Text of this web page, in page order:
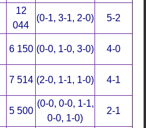
12
044
(0-1, 3-1, 2-0) 5-2
6 150 (0-0, 1-0, 3-0) 4-0
7 514 (2-0, 1-1, 1-0) 4-1
5 500
(0-0, 0-0, 1-1,
0-0, 1-0)
2-1